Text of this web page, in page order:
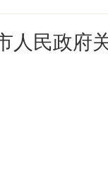
人民政府